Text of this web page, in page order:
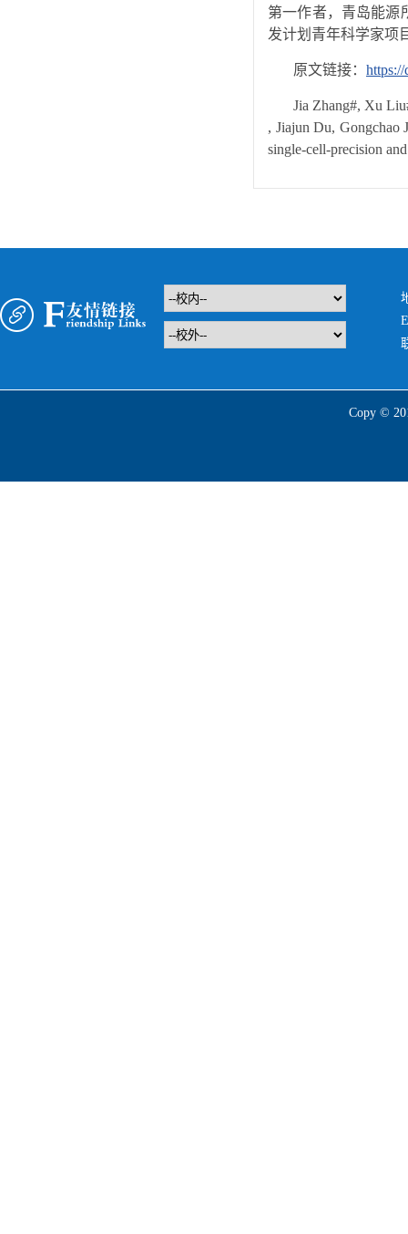
第一作者，青岛能源
发计划青年科学家项
原文链接：
Jia Zhang#, Xu
, Jiajun Du,
single-cell-precision
Copy ©